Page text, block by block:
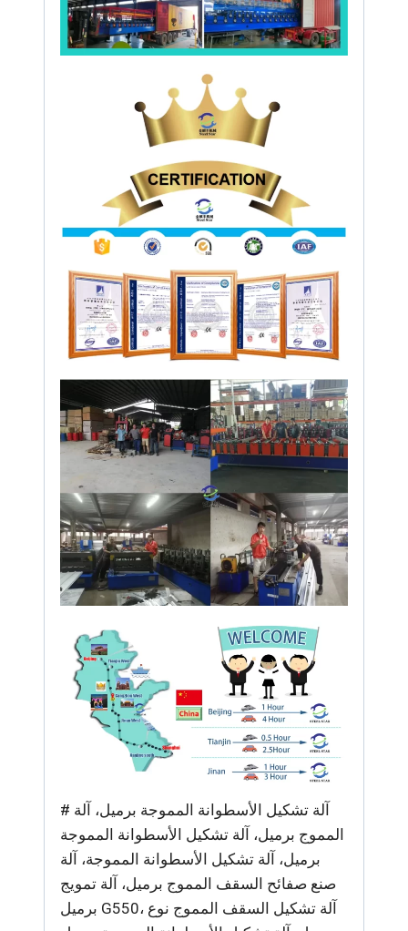
# آلة تشكيل الأسطوانة المموجة برميل، آلة
المموج برميل، آلة تشكيل الأسطوانة المموجة
برميل، آلة تشكيل الأسطوانة المموجة، آلة
صنع صفائح السقف المموج برميل، آلة تمويج
برميل G550، آلة تشكيل السقف المموج نوع